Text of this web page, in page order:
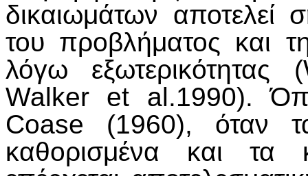
δικαιωμάτων αποτελεί
του προβλήματος και
λόγω
Walker et al.1990).
Coase (1960), όταν
καθορισμένα και τα